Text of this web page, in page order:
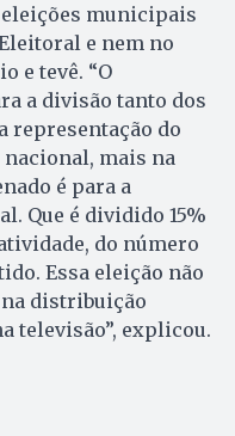
municipais
e nem no
e tevê. “O
a divisão tanto dos
representação do
mais na
é para a
Que é dividido 15%
do número
Essa eleição não
distribuição
televisão”, explicou.